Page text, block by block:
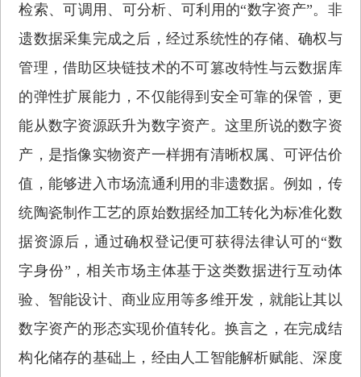
检索、可调用、可分析、可利用的“数字资产”。非
遗数据采集完成之后，经过系统性的存储、确权与
管理，借助区块链技术的不可篡改特性与云数据库
的弹性扩展能力，不仅能得到安全可靠的保管，更
能从数字资源跃升为数字资产。这里所说的数字资
产，是指像实物资产一样拥有清晰权属、可评估价
值，能够进入市场流通利用的非遗数据。例如，传
统陶瓷制作工艺的原始数据经加工转化为标准化数
据资源后，通过确权登记便可获得法律认可的“数
字身份”，相关市场主体基于这类数据进行互动体
验、智能设计、商业应用等多维开发，就能让其以
数字资产的形态实现价值转化。换言之，在完成结
构化储存的基础上，经由人工智能解析赋能、深度